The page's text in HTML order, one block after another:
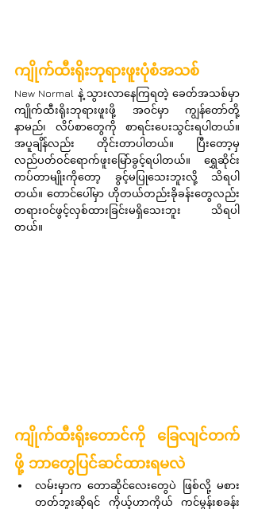
ကျိုက်ထီးရိုးဘုရားဖူးပုံစံအသစ်
New Normal နဲ့ သွားလာနေကြရတဲ့ ခေတ်အသစ်မှာ
ကျိုက်ထီးရိုးဘုရားဖူးဖို့ အဝင်မှာ ကျွန်တော်တို့
နာမည်၊ လိပ်စာတွေကို စာရင်းပေးသွင်းရပါတယ်။
အပူချိန်လည်း တိုင်းတာပါတယ်။ ပြီးတော့မှ
လည်ပတ်ဝင်ရောက်ဖူးမြော်ခွင့်ရပါတယ်။ ရွှေဆိုင်း
ကပ်တာမျိုးကိုတော့ ခွင့်မပြုသေးဘူးလို့ သိရပါ
တယ်။ တောင်ပေါ်မှာ ဟိုတယ်တည်းခိုခန်းတွေလည်း
တရားဝင်ဖွင့်လှစ်ထားခြင်းမရှိသေးဘူး သိရပါ
တယ်။
ကျိုက်ထီးရိုးတောင်ကို ခြေလျင်တက်
ဖို့ ဘာတွေပြင်ဆင်ထားရမလဲ
လမ်းမှာက တောဆိုင်လေးတွေပဲ ဖြစ်လို့ မစား
တတ်ဘူးဆိုရင် ကိုယ့်ဟာကိုယ် ကင်မွန်းစခန်း